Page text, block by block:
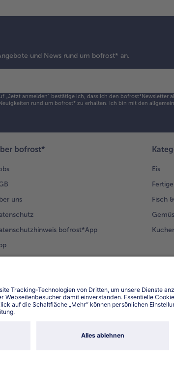
und News rund um bofrost* an.
„Jetzt anmelden" bestätige ich, dass ich den bofrost*Newsletter
rund um bofrost* zu erhalten. Ich bin mit den
bofrost*
uns
bofrost*App
Eis
Fisch